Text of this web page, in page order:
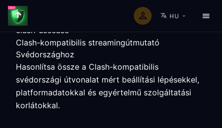
HU
clash-usecase
Clash-kompatibilis streamingútmutató
Svédországhoz
Hasonlítsa össze a Clash-kompatibilis
svédországi útvonalat mért beállítási lépésekkel,
platformadatokkal és egyértelmű szolgáltatási
korlátokkal.